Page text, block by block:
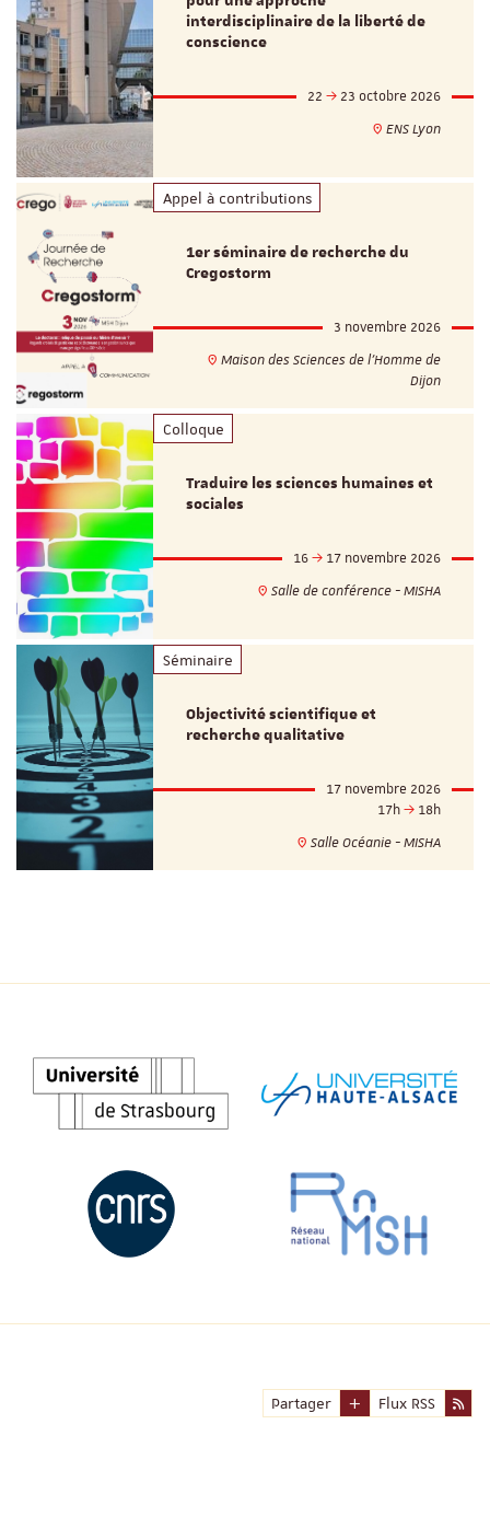
interdisciplinaire de la liberté de
conscience
22
23 octobre 2026
ENS Lyon
Appel à contributions
1er séminaire de recherche du
Cregostorm
3 novembre 2026
Maison des Sciences de l'Homme de
Dijon
Colloque
Traduire les sciences humaines et
sociales
16
17 novembre 2026
Salle de conférence - MISHA
Séminaire
Objectivité scientifique et
recherche qualitative
17 novembre 2026
17h
18h
Salle Océanie - MISHA
Partager Flux RSS